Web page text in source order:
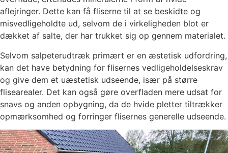
aflejringer. Dette kan få fliserne til at se beskidte og
misvedligeholdte ud, selvom de i virkeligheden blot er
dækket af salte, der har trukket sig op gennem materialet.
Selvom salpeterudtræk primært er en æstetisk udfordring,
kan det have betydning for flisernes vedligeholdelseskrav
og give dem et uæstetisk udseende, især på større
flisearealer. Det kan også gøre overfladen mere udsat for
snavs og anden opbygning, da de hvide pletter tiltrækker
opmærksomhed og forringer flisernes generelle udseende.